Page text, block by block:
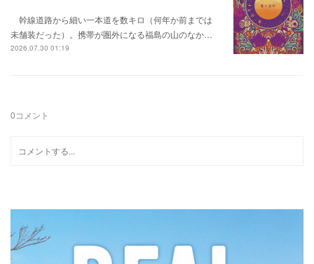
幹線道路から細い一本道を数キロ（何年か前までは
未舗装だった）。携帯が圏外になる福島の山のなか…
2026.07.30 01:19
0コメント